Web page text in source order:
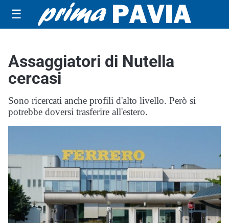
☰
Assaggiatori di Nutella
cercasi
Sono ricercati anche profili d'alto livello. Però si
potrebbe doversi trasferire all'estero.